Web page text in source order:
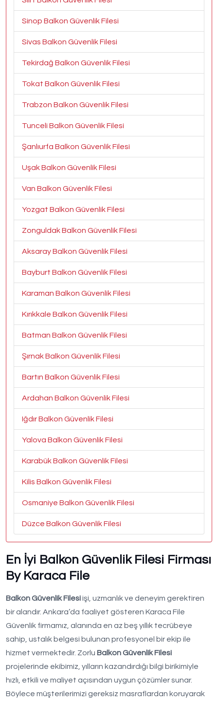
Sinop Balkon Güvenlik Filesi
Sivas Balkon Güvenlik Filesi
Tekirdağ Balkon Güvenlik Filesi
Tokat Balkon Güvenlik Filesi
Trabzon Balkon Güvenlik Filesi
Tunceli Balkon Güvenlik Filesi
Şanlıurfa Balkon Güvenlik Filesi
Uşak Balkon Güvenlik Filesi
Van Balkon Güvenlik Filesi
Yozgat Balkon Güvenlik Filesi
Zonguldak Balkon Güvenlik Filesi
Aksaray Balkon Güvenlik Filesi
Bayburt Balkon Güvenlik Filesi
Karaman Balkon Güvenlik Filesi
Kırıkkale Balkon Güvenlik Filesi
Batman Balkon Güvenlik Filesi
Şırnak Balkon Güvenlik Filesi
Bartın Balkon Güvenlik Filesi
Ardahan Balkon Güvenlik Filesi
Iğdır Balkon Güvenlik Filesi
Yalova Balkon Güvenlik Filesi
Karabük Balkon Güvenlik Filesi
Kilis Balkon Güvenlik Filesi
Osmaniye Balkon Güvenlik Filesi
Düzce Balkon Güvenlik Filesi
En İyi Balkon Güvenlik Filesi Firması
By Karaca File
Balkon Güvenlik Filesiişi, uzmanlık ve deneyim gerektiren
bir alandır. Ankara’da faaliyet gösteren Karaca File
Güvenlik firmamız, alanında en az beş yıllık tecrübeye
sahip, ustalık belgesi bulunan profesyonel bir ekip ile
hizmet vermektedir. Zorlu Balkon Güvenlik Filesi
projelerinde ekibimiz, yılların kazandırdığı bilgi birikimiyle
hızlı, etkili ve maliyet açısından uygun çözümler sunar.
Böylece müşterilerimizi gereksiz masraflardan koruyarak